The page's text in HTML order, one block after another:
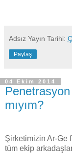
Adsız Yayın Tarihi:
Paylaş
04 Ekim 2014
Penetrasyon
mıyım?
Şirketimizin Ar-Ge
tüm ekip